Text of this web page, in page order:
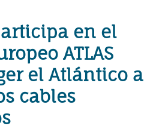
en el
ATLAS
el Atlántico a
cables